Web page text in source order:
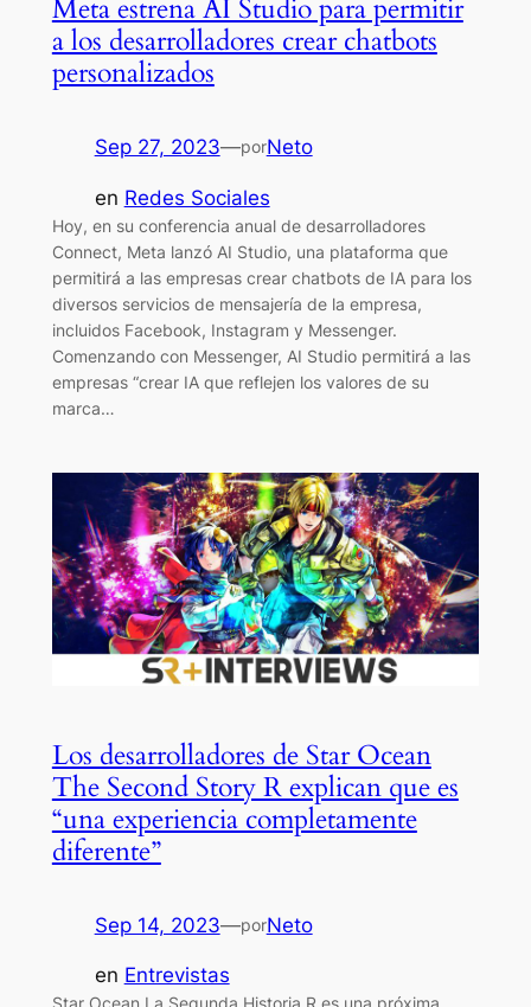
Meta estrena AI Studio para permitir
a los desarrolladores crear chatbots
personalizados
Sep 27, 2023—porNeto
en Redes Sociales
Hoy, en su conferencia anual de desarrolladores
Connect, Meta lanzó AI Studio, una plataforma que
permitirá a las empresas crear chatbots de IA para los
diversos servicios de mensajería de la empresa,
incluidos Facebook, Instagram y Messenger.
Comenzando con Messenger, AI Studio permitirá a las
empresas “crear IA que reflejen los valores de su
marca…
Los desarrolladores de Star Ocean
The Second Story R explican que es
“una experiencia completamente
diferente”
Sep 14, 2023—porNeto
en Entrevistas